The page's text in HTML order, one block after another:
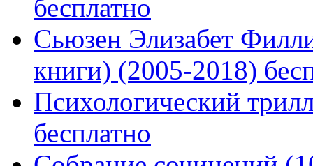
бесплатно
Сьюзен Элизабет
книги) (2005-2018)
Психологический
бесплатно